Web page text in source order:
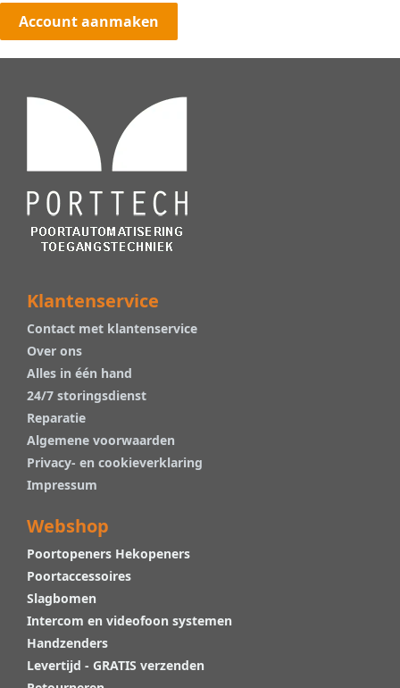
Account aanmaken
Klantenservice
Contact met klantenservice
Over ons
Alles in één hand
24/7 storingsdienst
Reparatie
Algemene voorwaarden
Privacy- en cookieverklaring
Impressum
Webshop
Poortopeners Hekopeners
Poortaccessoires
Slagbomen
Intercom en videofoon systemen
Handzenders
Levertijd - GRATIS verzenden